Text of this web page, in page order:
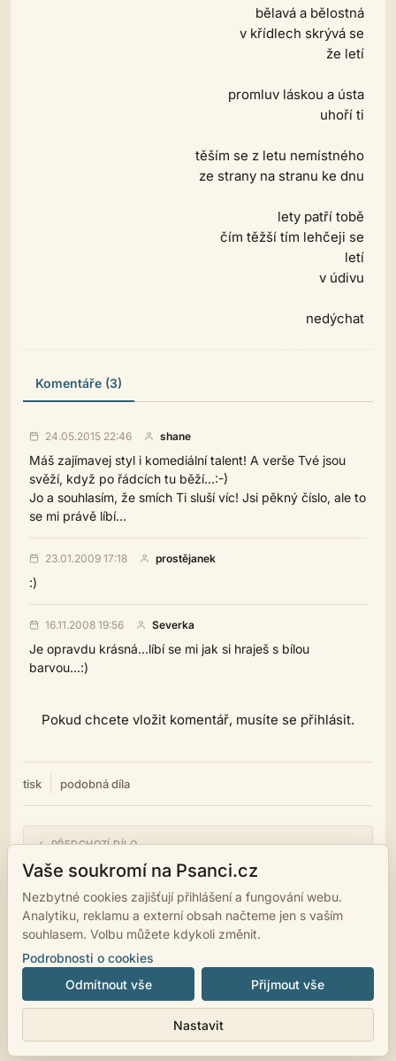
bělavá a bělostná
v křídlech skrývá se
že letí
promluv láskou a ústa
uhoří ti
těším se z letu nemístného
ze strany na stranu ke dnu
lety patří tobě
čím těžší tím lehčeji se
letí
v údivu
nedýchat
Komentáře (3)
24.05.2015 22:46 shane
Máš zajímavej styl i komediální talent! A verše Tvé jsou
svěží, když po řádcích tu běží...:-)
Jo a souhlasím, že smích Ti sluší víc! Jsi pěkný číslo, ale to
se mi právě líbí...
23.01.2009 17:18 prostějanek
:)
16.11.2008 19:56 Severka
Je opravdu krásná...líbí se mi jak si hraješ s bílou
barvou...:)
Pokud chcete vložit komentář, musíte se přihlásit.
tisk podobná díla
← PŘEDCHOZÍ DÍLO
Tichobijci
NÁSLEDUJÍCÍ DÍLO →
Yzopův tryangl
Nastavení cookies
Vaše soukromí na Psanci.cz
Nezbytné cookies zajišťují přihlášení a fungování webu.
Analytiku, reklamu a externí obsah načteme jen s vaším
souhlasem. Volbu můžete kdykoli změnit.
Podrobnosti o cookies
Odmítnout vše
Nastavit
Přijmout vše